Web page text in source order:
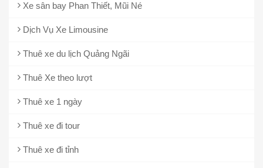
Xe sân bay Phan Thiết, Mũi Né
Dịch Vụ Xe Limousine
Thuê xe du lịch Quảng Ngãi
Thuê Xe theo lượt
Thuê xe 1 ngày
Thuê xe đi tour
Thuê xe đi tỉnh